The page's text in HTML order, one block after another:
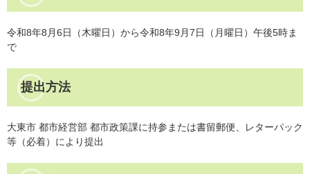
令和8年8月6日（木曜日）から令和8年9月7日（月曜日）午後5時ま
で
提出方法
大東市 都市経営部 都市政策課に持参または書留郵便、レターパック
等（必着）により提出